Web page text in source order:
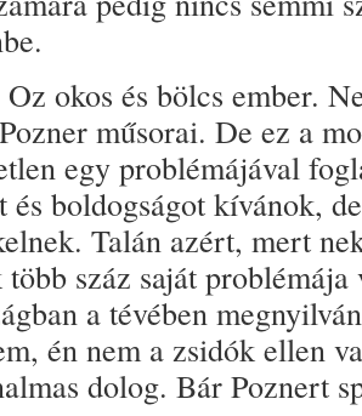
okos és bölcs ember.
műsorai. De ez a
egy problémájával
és boldogságot kívánok,
Talán azért, mert
több száz saját
a tévében
én nem a zsidók ellen
dolog. Bár Poznert